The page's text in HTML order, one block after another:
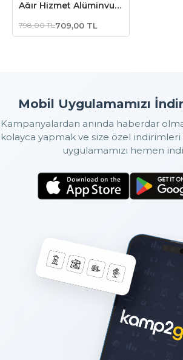
Ağır Hizmet Alüminyum
Maket Bıçağı + 10 Adet
Yedek Bıçak
798,00 TL709,00 TL
Mobil Uygulamamızı
Kampanyalardan anında haberdar
kolayca yapmak ve size özel indirimleri
uygulamamızı hemen